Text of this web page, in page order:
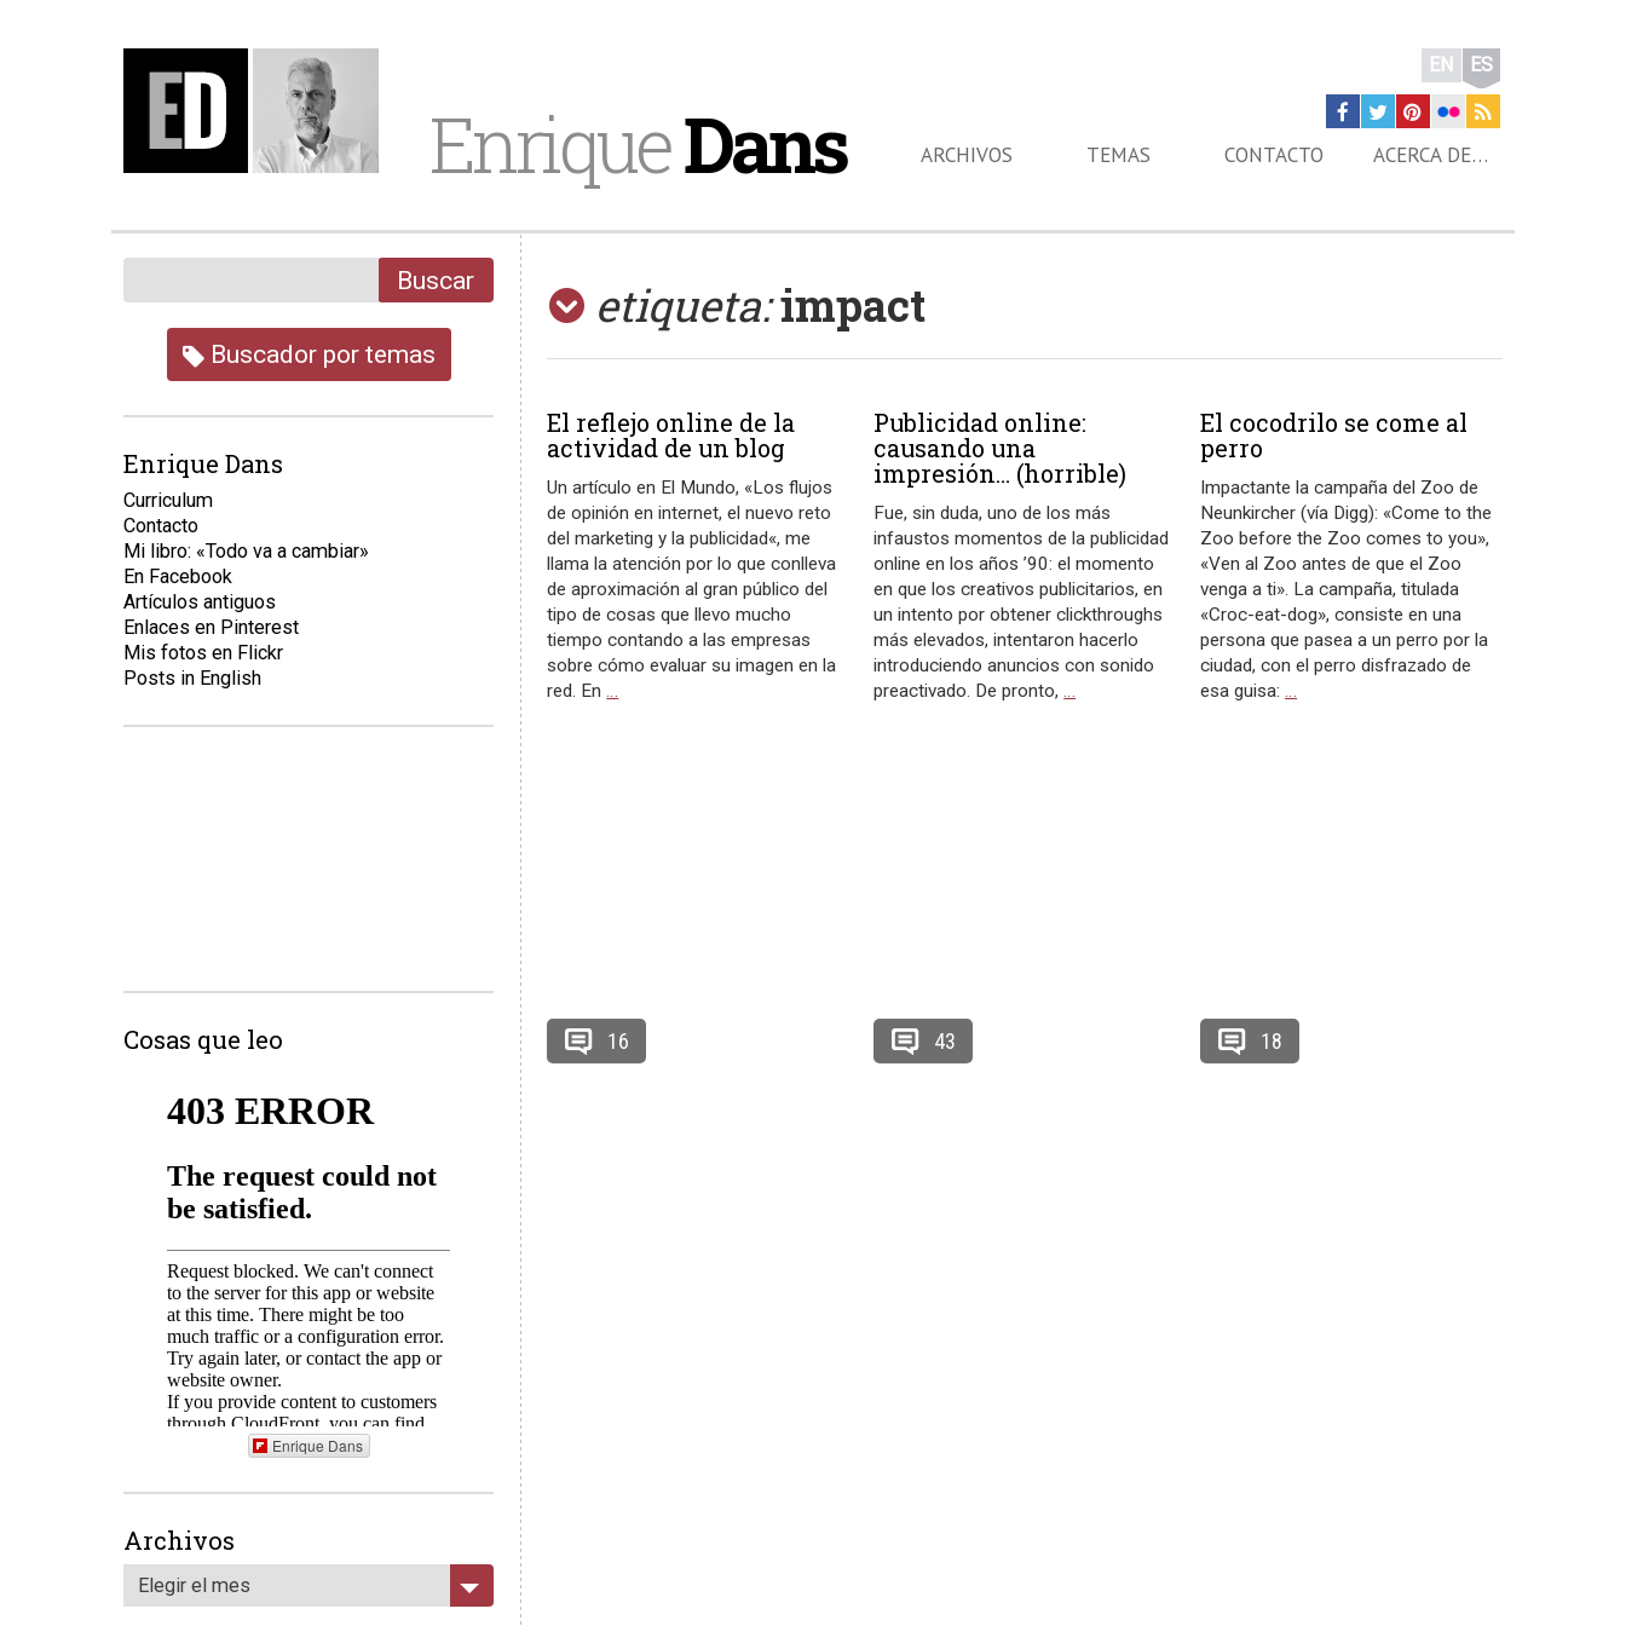
EnriqueDans
EN ES
ARCHIVOS TEMAS CONTACTO ACERCA DE…
etiqueta:impact
El reflejo online de la
actividad de un blog
Un artículo en El Mundo, «Los flujos
de opinión en internet, el nuevo reto
del marketing y la publicidad«, me
llama la atención por lo que conlleva
de aproximación al gran público del
tipo de cosas que llevo mucho
tiempo contando a las empresas
sobre cómo evaluar su imagen en la
red. En…
16
Publicidad online:
causando una
impresión… (horrible)
Fue, sin duda, uno de los más
infaustos momentos de la publicidad
online en los años ’90: el momento
en que los creativos publicitarios, en
un intento por obtener clickthroughs
más elevados, intentaron hacerlo
introduciendo anuncios con sonido
preactivado. De pronto,…
43
El cocodrilo se come al
perro
Impactante la campaña del Zoo de
Neunkircher (vía Digg): «Come to the
Zoo before the Zoo comes to you»,
«Ven al Zoo antes de que el Zoo
venga a ti». La campaña, titulada
«Croc-eat-dog», consiste en una
persona que pasea a un perro por la
ciudad, con el perro disfrazado de
esa guisa:…
18
Buscar
Buscador por temas
Enrique Dans
Curriculum
Contacto
Mi libro: «Todo va a cambiar»
En Facebook
Artículos antiguos
Enlaces en Pinterest
Mis fotos en Flickr
Posts in English
Cosas que leo
Enrique Dans
Archivos
Elegir el mes